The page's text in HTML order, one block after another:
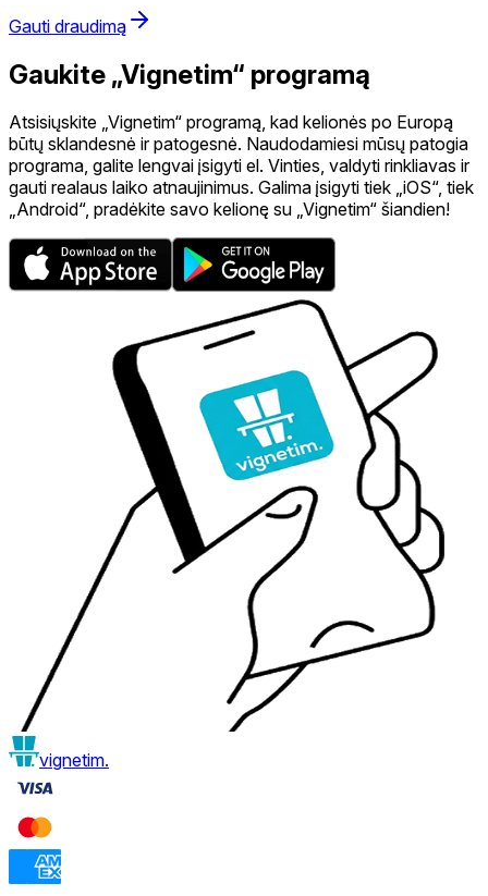
Gauti draudimą
Gaukite „Vignetim“ programą
Atsisiųskite „Vignetim“ programą, kad kelionės po Europą
būtų sklandesnė ir patogesnė. Naudodamiesi mūsų patogia
programa, galite lengvai įsigyti el. Vinties, valdyti rinkliavas ir
gauti realaus laiko atnaujinimus. Galima įsigyti tiek „iOS“, tiek
„Android“, pradėkite savo kelionę su „Vignetim“ šiandien!
vignetim.